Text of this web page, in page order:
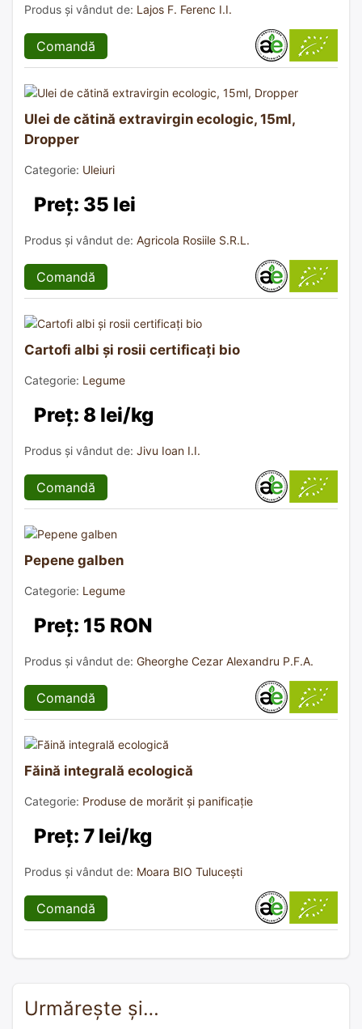
Produs și vândut de: Lajos F. Ferenc I.I.
Comandă
Ulei de cătină extravirgin ecologic, 15ml,
Dropper
Categorie: Uleiuri
Preț: 35 lei
Produs și vândut de: Agricola Rosiile S.R.L.
Comandă
Cartofi albi și rosii certificați bio
Categorie: Legume
Preț: 8 lei/kg
Produs și vândut de: Jivu Ioan I.I.
Comandă
Pepene galben
Categorie: Legume
Preț: 15 RON
Produs și vândut de: Gheorghe Cezar Alexandru P.F.A.
Comandă
Făină integrală ecologică
Categorie: Produse de morărit și panificație
Preț: 7 lei/kg
Produs și vândut de: Moara BIO Tulucești
Comandă
Urmărește și…